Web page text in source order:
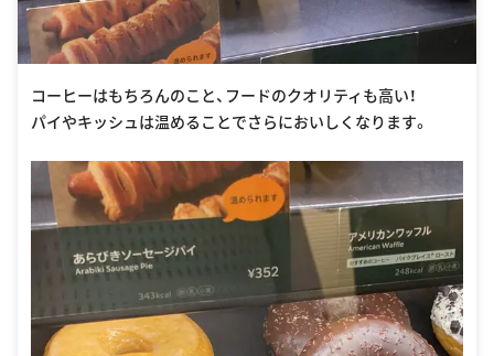
コーヒーはもちろんのこと、フードのクオリティも高い！
パイやキッシュは温めることでさらにおいしくなります。